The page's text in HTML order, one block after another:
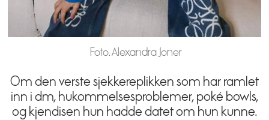
Foto. Alexandra Joner
Om den verste sjekkereplikken som har ramlet
inn i dm, hukommelsesproblemer, poké bowls,
og kjendisen hun hadde datet om hun kunne.